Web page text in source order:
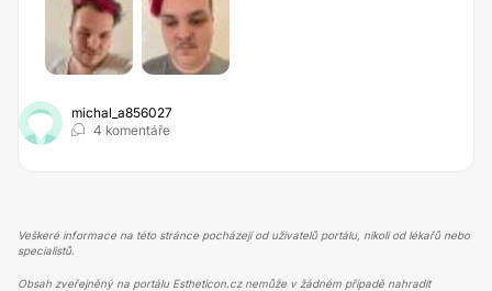
michal_a856027
4 komentáře
Veškeré informace na této stránce pocházejí od uživatelů portálu, nikoli od lékařů nebo
specialistů.
Obsah zveřejněný na portálu Estheticon.cz nemůže v žádném případě nahradit